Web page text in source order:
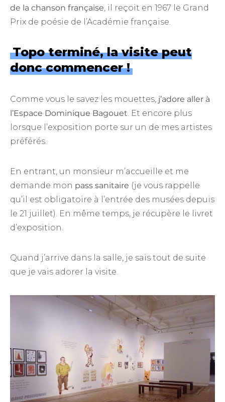
de la chanson française, il reçoit en 1967 le Grand
Prix de poésie de l’Académie française.
Topo terminé, la visite peut
donc commencer !
Comme vous le savez les mouettes, j’adore aller à
l’Espace Dominique Bagouet. Et encore plus
lorsque l’exposition porte sur un de mes artistes
préférés.
En entrant, un monsieur m’accueille et me
demande mon pass sanitaire (je vous rappelle
qu’il est obligatoire à l’entrée des musées depuis
le 21 juillet). En même temps, je récupère le livret
d’exposition.
Quand j’arrive dans la salle, je sais tout de suite
que je vais adorer la visite.